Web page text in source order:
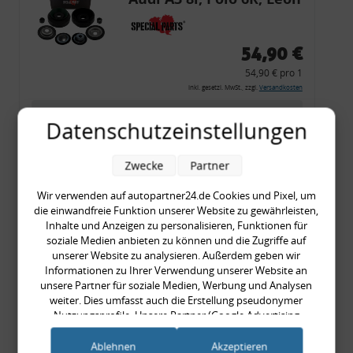
54,90 €
54,90 € pro 1
inkl. gesetzl. MwSt., zzgl. Versandkosten
Merkzettel
Rückleuchtenband mit
Blinker, rot, US-Ecken,
Audi 80 Cabrio, Typ 89,
OE-Nr.: 8G0945225 +
8G0945225C
999,99 €
999,99 € pro 1
inkl. gesetzl. MwSt., zzgl.
Datenschutzeinstellungen
Wir verwenden auf autopartner24.de Cookies und Pixel, um
die einwandfreie Funktion unserer Website zu gewährleisten,
Inhalte und Anzeigen zu personalisieren, Funktionen für
soziale Medien anbieten zu können und die Zugriffe auf
unserer Website zu analysieren. Außerdem geben wir
Informationen zu Ihrer Verwendung unserer Website an
unsere Partner für soziale Medien, Werbung und Analysen
weiter. Dies umfasst auch die Erstellung pseudonymer
Nutzungsprofile. Unsere Partner (Google Advertising
Products) führen diese Informationen möglicherweise mit
weiteren Daten zusammen, die Sie ihnen bereitgestellt haben
Zwecke Partner
Ablehnen Akzeptieren